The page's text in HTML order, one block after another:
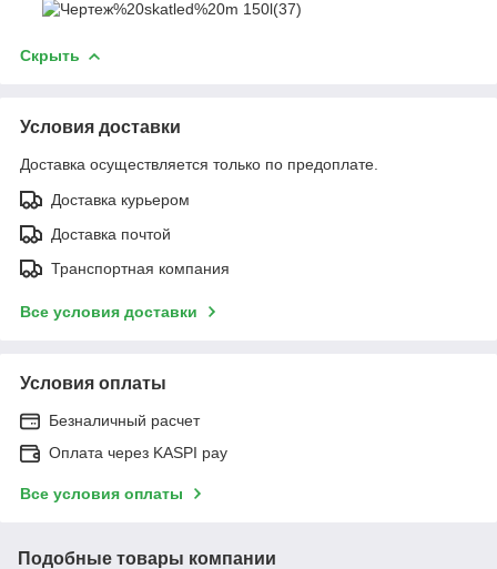
Скрыть
Условия доставки
Доставка осуществляется только по предоплате.
Доставка курьером
Доставка почтой
Транспортная компания
Все условия доставки
Условия оплаты
Безналичный расчет
Оплата через KASPI pay
Все условия оплаты
Подобные товары компании